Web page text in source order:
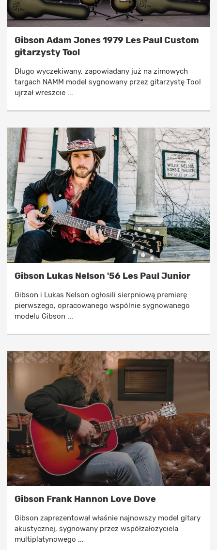
Gibson Adam Jones 1979 Les Paul Custom
gitarzysty Tool
Długo wyczekiwany, zapowiadany już na zimowych
targach NAMM model sygnowany przez gitarzystę Tool
ujrzał wreszcie ...
Gibson Lukas Nelson '56 Les Paul Junior
Gibson i Lukas Nelson ogłosili sierpniową premierę
pierwszego, opracowanego wspólnie sygnowanego
modelu Gibson ...
Gibson Frank Hannon Love Dove
Gibson zaprezentował właśnie najnowszy model gitary
akustycznej, sygnowany przez współzałożyciela
multiplatynowego ...